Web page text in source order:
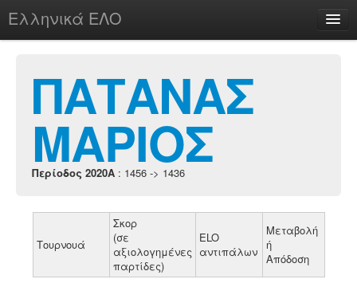
Ελληνικά ΕΛΟ
chesstu.be @ discord
Login
ΠΑΤΑΝΑΣ
ΜΑΡΙΟΣ
Περίοδος 2020A : 1456 -> 1436
Τουρνουά
Σκορ
(σε
αξιολογημένες
παρτίδες)
ELO
αντιπάλων
Μεταβολή
ή
Απόδοση